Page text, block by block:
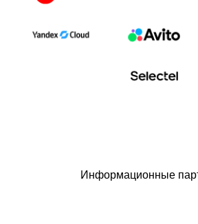
Информационные